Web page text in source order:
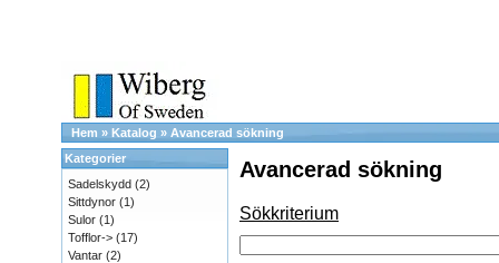
Hem » Katalog » Avancerad sökning
Avancerad sökning
Sökkriterium
Kategorier
Sadelskydd (2)
Sittdynor (1)
Sulor (1)
Tofflor-> (17)
Vantar (2)